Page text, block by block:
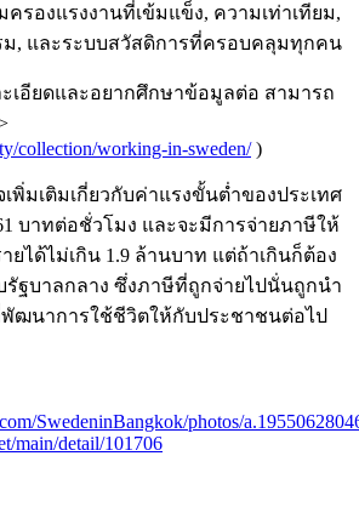
รองแรงงานที่เข้มแข็ง, ความเท่าเทียม,
, และระบบสวัสดิการที่ครอบคลุมทุกคน
เอียดและอยากศึกษาข้อมูลต่อ สามารถ
collection/working-in-sweden/)
พิ่มเติมเกี่ยวกับค่าแรงขั้นต่ำของประเทศ
บาทต่อชั่วโมง และจะมีการจ่ายภาษีให้
ยได้ไม่เกิน 1.9 ล้านบาท แต่ถ้าเกินก็ต้อง
รัฐบาลกลาง ซึ่งภาษีที่ถูกจ่ายไปนั่นถูกนำ
พัฒนาการใช้ชีวิตให้กับประชาชนต่อไป
SwedeninBangkok/photos/
main/detail/101706